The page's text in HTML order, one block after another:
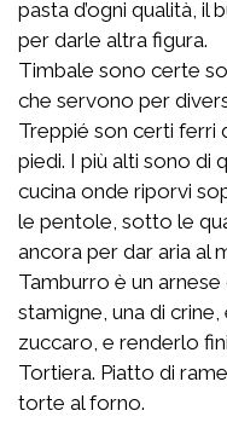
pasta d’ogni qualità, il
per darle altra figura.
Timbale sono certe
che servono per
Treppié son certi ferri
piedi. I più alti sono di
cucina onde riporvi
le pentole, sotto le
ancora per dar aria al
Tamburro è un
stamigne, una di crine,
zuccaro, e renderlo
Tortiera. Piatto di
torte al forno.